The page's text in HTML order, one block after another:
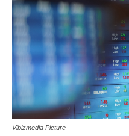
Vibizmedia Picture